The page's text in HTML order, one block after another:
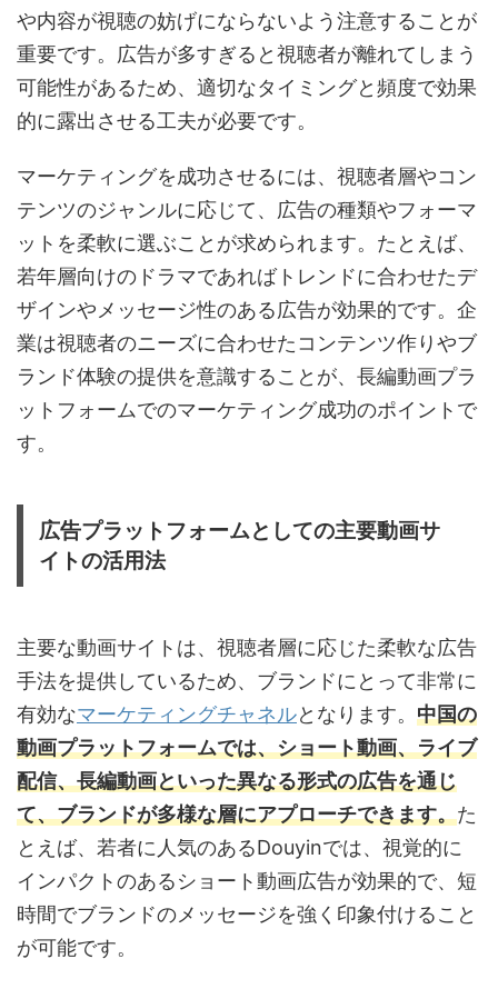
や内容が視聴の妨げにならないよう注意することが
重要です。広告が多すぎると視聴者が離れてしまう
可能性があるため、適切なタイミングと頻度で効果
的に露出させる工夫が必要です。
マーケティングを成功させるには、視聴者層やコン
テンツのジャンルに応じて、広告の種類やフォーマ
ットを柔軟に選ぶことが求められます。たとえば、
若年層向けのドラマであればトレンドに合わせたデ
ザインやメッセージ性のある広告が効果的です。企
業は視聴者のニーズに合わせたコンテンツ作りやブ
ランド体験の提供を意識することが、長編動画プラ
ットフォームでのマーケティング成功のポイントで
す。
広告プラットフォームとしての主要動画サ
イトの活用法
主要な動画サイトは、視聴者層に応じた柔軟な広告
手法を提供しているため、ブランドにとって非常に
有効なマーケティングチャネルとなります。 中国の
動画プラットフォームでは、ショート動画、ライブ
配信、長編動画といった異なる形式の広告を通じ
て、ブランドが多様な層にアプローチできます。た
とえば、若者に人気のあるDouyinでは、視覚的に
インパクトのあるショート動画広告が効果的で、短
時間でブランドのメッセージを強く印象付けること
が可能です。